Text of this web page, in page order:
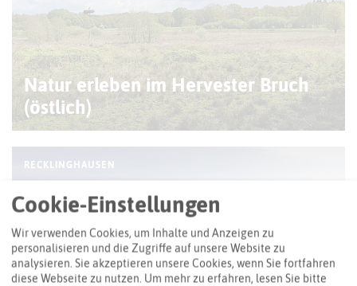
Natur erleben im Hervester Bruch
(östlich)
RECKLINGHAUSEN
Cookie-Einstellungen
Wir verwenden Cookies, um Inhalte und Anzeigen zu
personalisieren und die Zugriffe auf unsere Website zu
analysieren. Sie akzeptieren unsere Cookies, wenn Sie fortfahren
diese Webseite zu nutzen. Um mehr zu erfahren, lesen Sie bitte